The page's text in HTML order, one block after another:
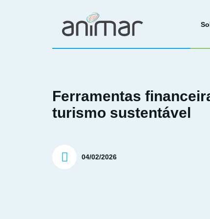
Ferramentas
turismo sustentável
04/02/2026